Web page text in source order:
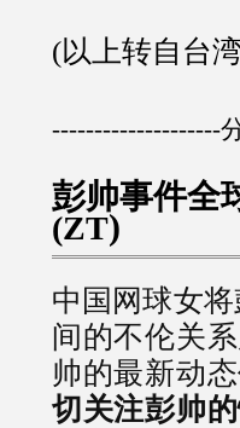
(以上转自台
--------------------
彭帅事件全
(ZT)
中国网球女
间的不伦关
帅的最新动
切关注彭帅